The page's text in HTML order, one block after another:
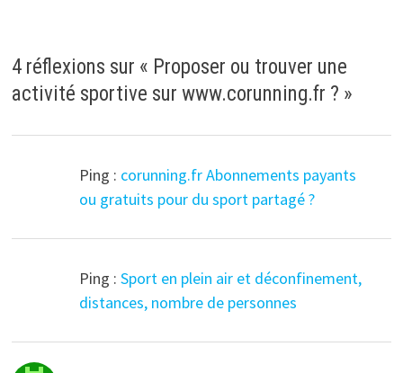
4 réflexions sur « Proposer ou trouver une
activité sportive sur www.corunning.fr ? »
Ping : corunning.fr Abonnements payants
ou gratuits pour du sport partagé ?
Ping :Sport en plein air et déconfinement,
distances, nombre de personnes